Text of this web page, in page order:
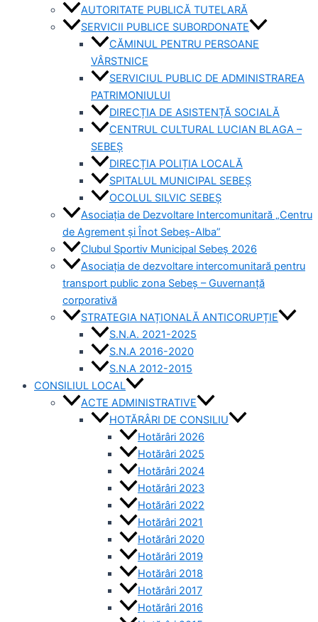
AUTORITATE PUBLICĂ TUTELARĂ
SERVICII PUBLICE SUBORDONATE
CĂMINUL PENTRU PERSOANE
VÂRSTNICE
SERVICIUL PUBLIC DE ADMINISTRAREA
PATRIMONIULUI
DIRECȚIA DE ASISTENȚĂ SOCIALĂ
CENTRUL CULTURAL LUCIAN BLAGA –
SEBEȘ
DIRECȚIA POLIȚIA LOCALĂ
SPITALUL MUNICIPAL SEBEȘ
OCOLUL SILVIC SEBEȘ
Asociația de Dezvoltare Intercomunitară „Centru
de Agrement și Înot Sebeș-Alba”
Clubul Sportiv Municipal Sebeș 2026
Asociația de dezvoltare intercomunitară pentru
transport public zona Sebeș – Guvernanță
corporativă
STRATEGIA NAȚIONALĂ ANTICORUPȚIE
S.N.A. 2021-2025
S.N.A 2016-2020
S.N.A 2012-2015
CONSILIUL LOCAL
ACTE ADMINISTRATIVE
HOTĂRÂRI DE CONSILIU
Hotărâri 2026
Hotărâri 2025
Hotărâri 2024
Hotărâri 2023
Hotărâri 2022
Hotărâri 2021
Hotărâri 2020
Hotărâri 2019
Hotărâri 2018
Hotărâri 2017
Hotărâri 2016